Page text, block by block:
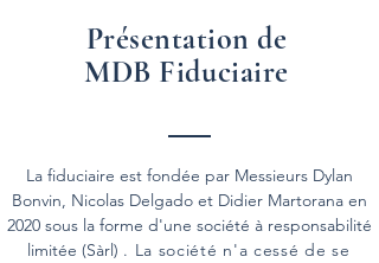
La fiduciaire est fondée par Messieurs Dylan
Bonvin, Nicolas Delgado et Didier Martorana en
2020 sous la forme d'une société à responsabilité
limitée (Sàrl) . La société n'a cessé de se
Présentation de
MDB Fiduciaire